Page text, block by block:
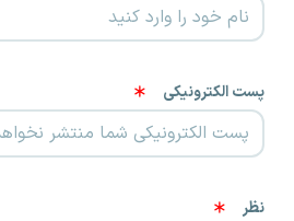
پست الکترونیکی
نظر